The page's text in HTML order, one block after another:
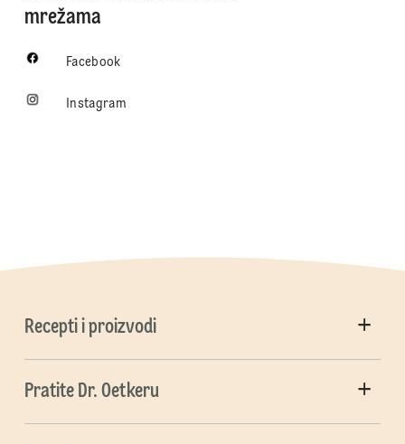
mrežama
Facebook
Instagram
Recepti i proizvodi
Pratite Dr. Oetkeru